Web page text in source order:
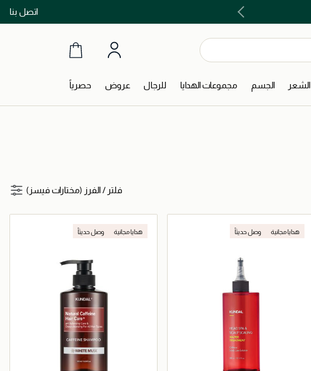
اتصل بنااشتري الآن و ادفع لاحقاً مع تابي و تمارا!
الشعر الجسم مجموعات الهدايا للرجال عروض حصرياً
فلتر /الفرز (مختارات فيسز)
هدايا مجانية وصل حديثاً هدايا مجانية وصل حديثاً